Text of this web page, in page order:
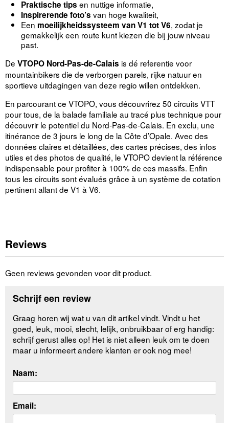
Praktische tips en nuttige informatie,
Inspirerende foto’s van hoge kwaliteit,
Een moeilijkheidssysteem van V1 tot V6, zodat je
gemakkelijk een route kunt kiezen die bij jouw niveau
past.
De VTOPO Nord-Pas-de-Calais is dé referentie voor
mountainbikers die de verborgen parels, rijke natuur en
sportieve uitdagingen van deze regio willen ontdekken.
En parcourant ce VTOPO, vous découvrirez 50 circuits VTT
pour tous, de la balade familiale au tracé plus technique pour
découvrir le potentiel du Nord-Pas-de-Calais. En exclu, une
itinérance de 3 jours le long de la Côte d’Opale. Avec des
données claires et détaillées, des cartes précises, des infos
utiles et des photos de qualité, le VTOPO devient la référence
indispensable pour profiter à 100% de ces massifs. Enfin
tous les circuits sont évalués grâce à un système de cotation
pertinent allant de V1 à V6.
Reviews
Geen reviews gevonden voor dit product.
Schrijf een review
Graag horen wij wat u van dit artikel vindt. Vindt u het
goed, leuk, mooi, slecht, lelijk, onbruikbaar of erg handig:
schrijf gerust alles op! Het is niet alleen leuk om te doen
maar u informeert andere klanten er ook nog mee!
Naam:
Email: